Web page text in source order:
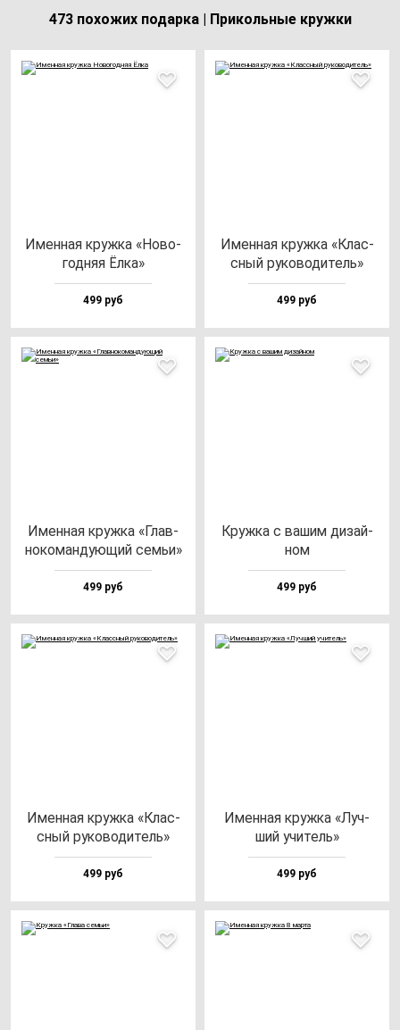
473 похожих подарка | Прикольные кружки
Имен­ная круж­ка «Ново­
год­няя Ёлка»
499 руб
Имен­ная круж­ка «Клас­
сный ру­ко­во­ди­тель»
499 руб
Имен­ная круж­ка «Глав­
но­ко­ман­ду­ющий семьи»
499 руб
Круж­ка с ва­шим ди­зай­
ном
499 руб
Имен­ная круж­ка «Клас­
сный ру­ко­во­ди­тель»
499 руб
Имен­ная круж­ка «Луч­
ший учи­тель»
499 руб